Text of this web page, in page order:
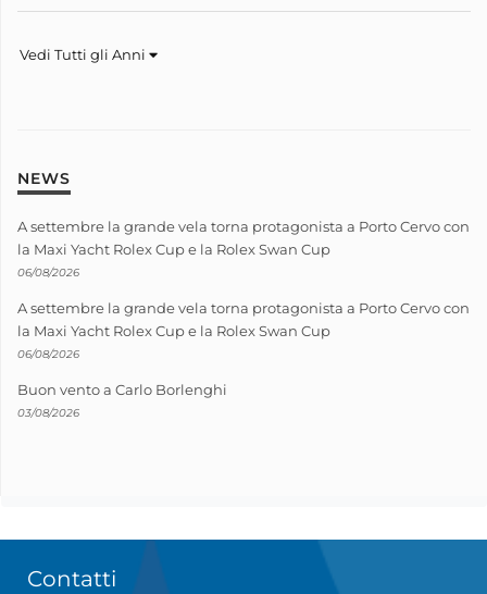
Vedi Tutti gli Anni
NEWS
A settembre la grande vela torna protagonista a Porto Cervo con
la Maxi Yacht Rolex Cup e la Rolex Swan Cup
06/08/2026
A settembre la grande vela torna protagonista a Porto Cervo con
la Maxi Yacht Rolex Cup e la Rolex Swan Cup
06/08/2026
Buon vento a Carlo Borlenghi
03/08/2026
Contatti